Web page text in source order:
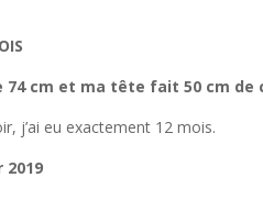
74 cm et ma tête fait 50 cm de
j’ai eu exactement 12 mois.
2019